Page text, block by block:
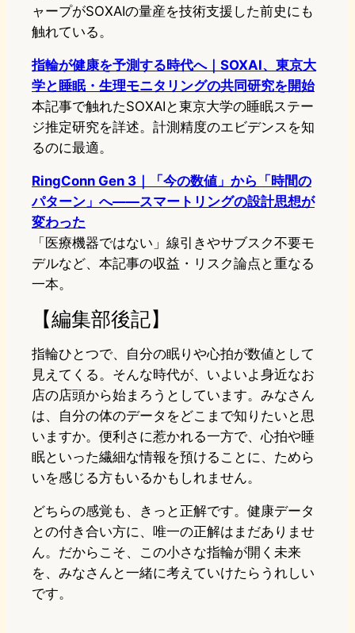
ャープがSOXAIの量産を技術支援した前史にも
触れている。
指輪が健康を予測する時代へ｜SOXAI、東京大
学と睡眠・生理モニタリングの共同研究を開始
本記事で触れたSOXAIと東京大学の睡眠ステー
ジ推定研究を詳述。計測精度のエビデンスを知
るのに最適。
RingConn Gen 3｜「今の数値」から「時間の
パターン」へ——スマートリングの設計思想が
変わった
「医療機器ではない」線引きやサブスク不要モ
デルなど、本記事の収益・リスク論点と重なる
一本。
【編集部後記】
指輪ひとつで、自分の眠りや心拍が数値として
見えてくる。そんな時代が、いよいよ身近なお
店の店頭から始まろうとしています。みなさん
は、自分の体のデータをどこまで知りたいと思
いますか。便利さに惹かれる一方で、心拍や睡
眠といった繊細な情報を預けることに、ためら
いを感じる方もいるかもしれません。
どちらの感覚も、きっと正解です。健康データ
との付き合い方に、唯一の正解はまだありませ
ん。だからこそ、この小さな指輪が開く未来
を、みなさんと一緒に考えていけたらうれしい
です。